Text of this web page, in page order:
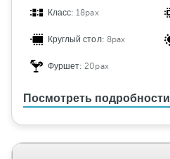
Класс:18pax
Круглый стол: 8pax
Фуршет:20pax
Посмотреть подробности